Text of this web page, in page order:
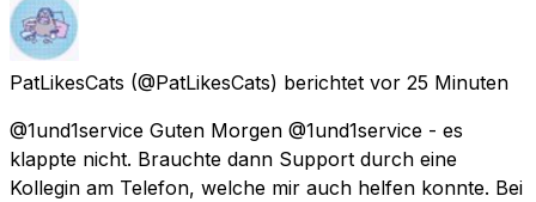
PatLikesCats (@PatLikesCats) berichtet vor 25 Minuten
@1und1service Guten Morgen @1und1service - es
klappte nicht. Brauchte dann Support durch eine
Kollegin am Telefon, welche mir auch helfen konnte. Bei